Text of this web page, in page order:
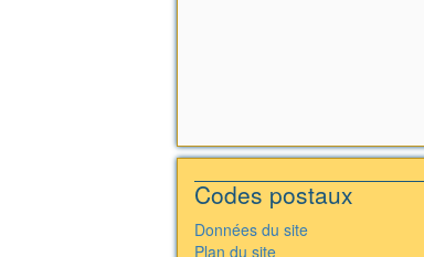
Codes postaux
Données du site
Plan du site